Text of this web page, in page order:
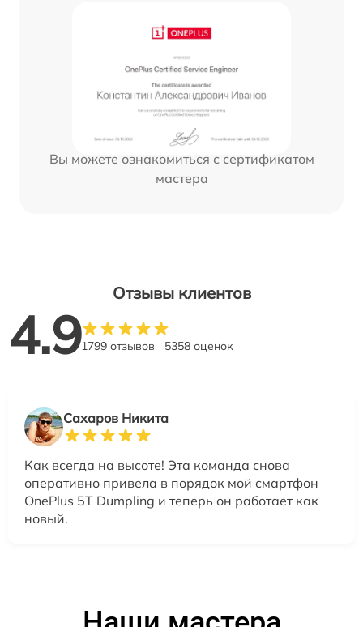
Вы можете ознакомиться с сертификатом
мастера
Отзывы клиентов
4.91799 отзывов 5358 оценок
Сахаров Никита
Как всегда на высоте! Эта команда снова
оперативно привела в порядок мой смартфон
OnePlus 5T Dumpling и теперь он работает как
новый.